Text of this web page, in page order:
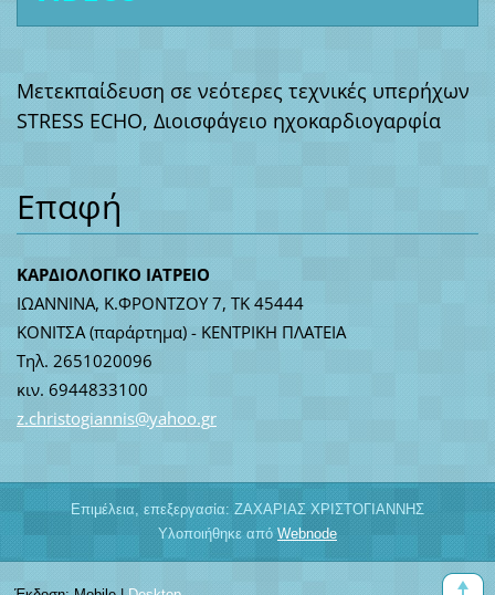
Μετεκπαίδευση σε νεότερες τεχνικές υπερήχων
STRESS ECHO, Διοισφάγειο ηχοκαρδιογαρφία
Επαφή
ΚΑΡΔΙΟΛΟΓΙΚΟ ΙΑΤΡΕΙΟ
ΙΩΑΝΝΙΝΑ, Κ.ΦΡΟΝΤΖΟΥ 7, ΤΚ 45444
ΚΟΝΙΤΣΑ (παράρτημα) - ΚΕΝΤΡΙΚΗ ΠΛΑΤΕΙΑ
Τηλ. 2651020096
κιν. 6944833100
z.christogiannis@yahoo.gr
Επιμέλεια, επεξεργασία: ΖΑΧΑΡΙΑΣ ΧΡΙΣΤΟΓΙΑΝΝΗΣ
Υλοποιήθηκε από Webnode